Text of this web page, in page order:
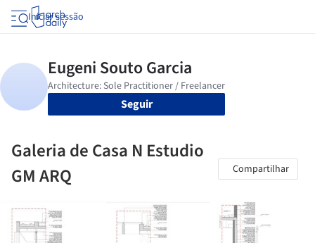
Iniciar sessão
Seguir
Galeria de Casa N Estudio
GM ARQ
Compartilhar